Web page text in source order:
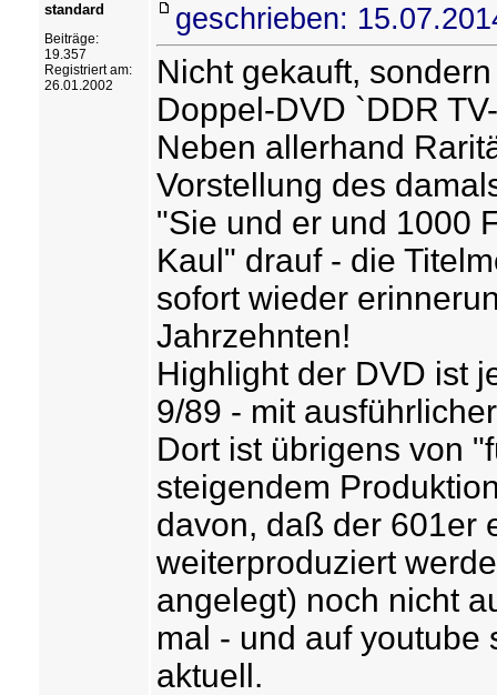
standard
Beiträge:
19.357
Registriert am:
26.01.2002
geschrieben:
Nicht gekauft,
Doppel-DVD `DDR
Neben allerhand
Vorstellung des
"Sie und er und 1000
Kaul" drauf - die
sofort wieder
Jahrzehnten!
Highlight der DVD ist
9/89 - mit
Dort ist übrigens von
steigendem
davon, daß der 601er
weiterproduziert
angelegt) noch nicht
mal - und auf youtube
aktuell.